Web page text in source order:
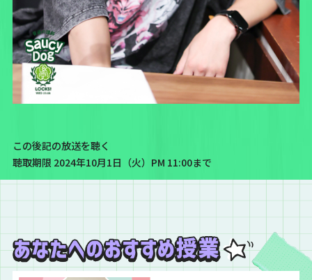
この後記の放送を聴く
聴取期限 2024年10月1日（火）PM 11:00まで